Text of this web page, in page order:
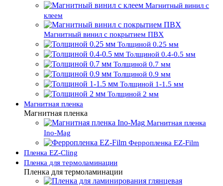
Магнитный винил с
клеем
Магнитный винил с покрытием ПВХ
Толщиной 0.25 мм
Толщиной 0.4-0.5 мм
Толщиной 0.7 мм
Толщиной 0.9 мм
Толщиной 1-1.5 мм
Толщиной 2 мм
Магнитная пленка
Магнитная пленка
Магнитная пленка
Ino-Mag
Ферропленка EZ-Film
Пленка EZ-Cling
Пленка для термоламинации
Пленка для термоламинации